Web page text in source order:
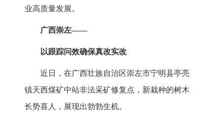
业高质量发展。
广西崇左——
以跟踪问效确保真改实改
近日，在广西壮族自治区崇左市宁明县亭亮
镇天西煤矿中站非法采矿修复点，新栽种的树木
长势喜人，展现出勃勃生机。